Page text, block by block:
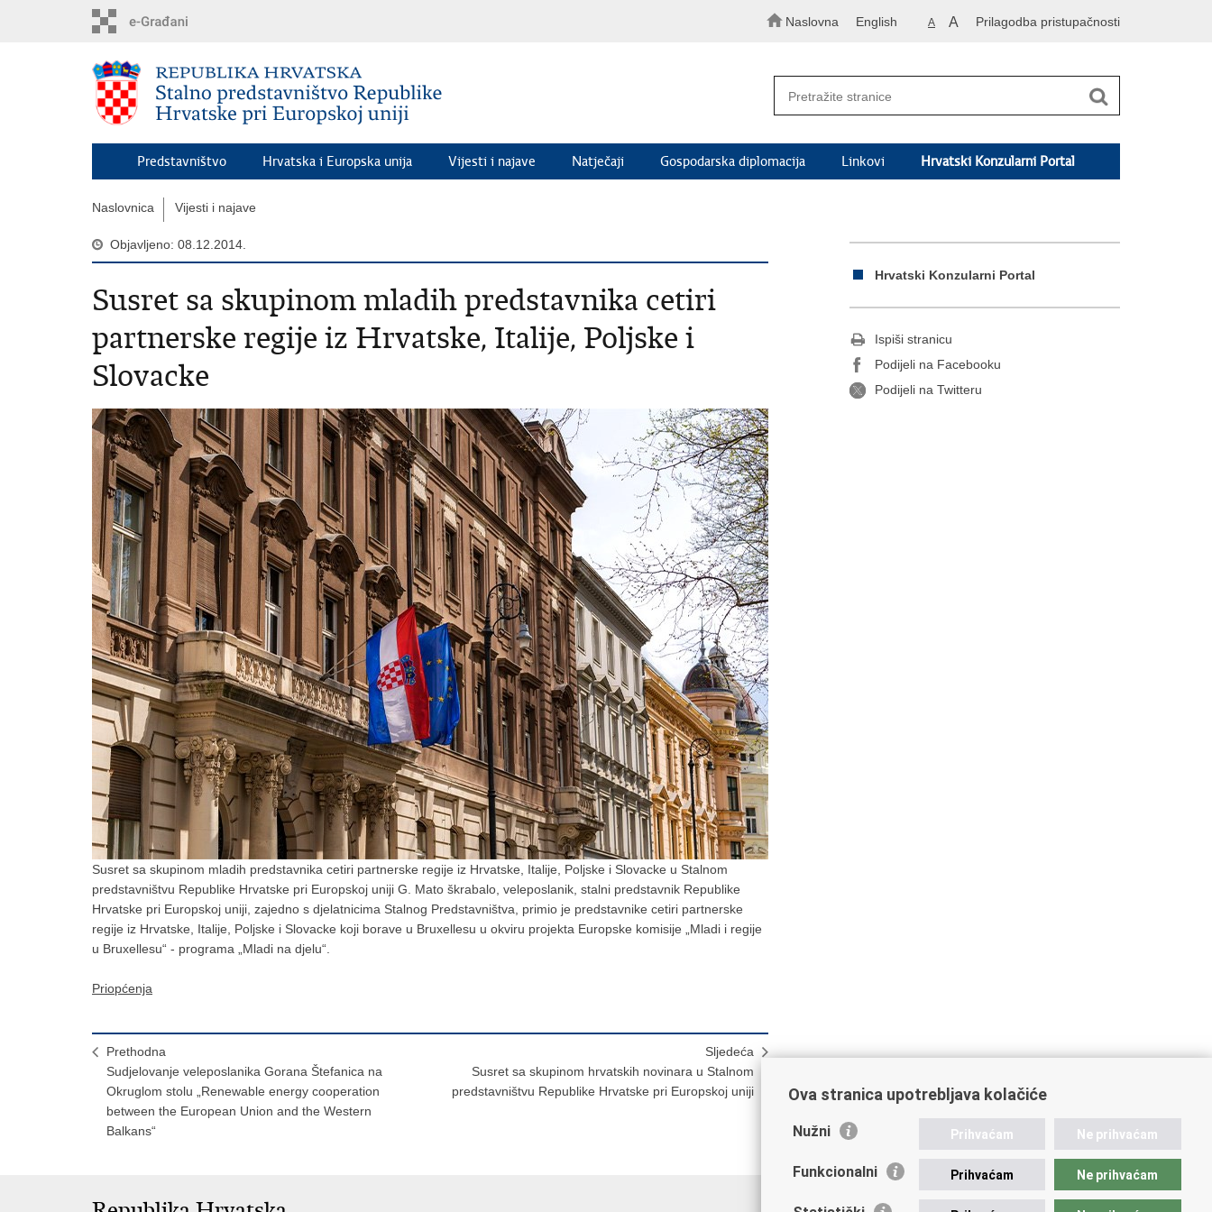
Naslovna English A A Prilagodba pristupačnosti
Predstavništvo Hrvatska i Europska unija Vijesti i najave Natječaji Gospodarska diplomacija Linkovi Hrvatski Konzularni Portal
Naslovnica Vijesti i najave
Objavljeno: 08.12.2014.
Susret sa skupinom mladih predstavnika cetiri
partnerske regije iz Hrvatske, Italije, Poljske i
Slovacke
Susret sa skupinom mladih predstavnika cetiri partnerske regije iz Hrvatske, Italije, Poljske i Slovacke u Stalnom
predstavništvu Republike Hrvatske pri Europskoj uniji G. Mato škrabalo, veleposlanik, stalni predstavnik Republike
Hrvatske pri Europskoj uniji, zajedno s djelatnicima Stalnog Predstavništva, primio je predstavnike cetiri partnerske
regije iz Hrvatske, Italije, Poljske i Slovacke koji borave u Bruxellesu u okviru projekta Europske komisije „Mladi i regije
u Bruxellesu“ - programa „Mladi na djelu“.
Priopćenja
Prethodna
Sudjelovanje veleposlanika Gorana Štefanica na
Okruglom stolu „Renewable energy cooperation
between the European Union and the Western
Balkans“
Sljedeća
Susret sa skupinom hrvatskih novinara u Stalnom
predstavništvu Republike Hrvatske pri Europskoj uniji
Hrvatski Konzularni Portal
Ispiši stranicu
Podijeli na Facebooku
Podijeli na Twitteru
Ova stranica upotrebljava kolačiće
Nužni Prihvaćam Ne prihvaćam
Funkcionalni Prihvaćam Ne prihvaćam